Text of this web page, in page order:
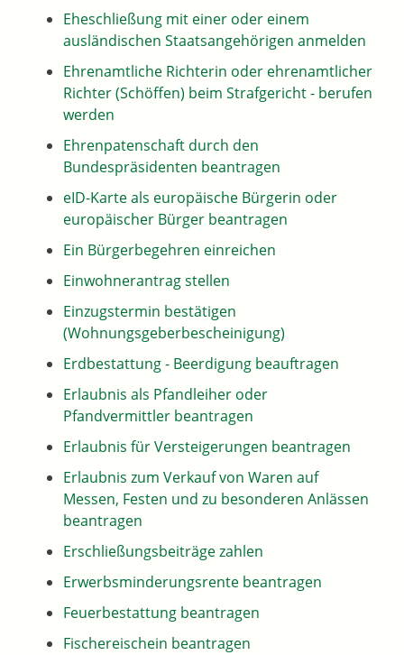
Eheschließung mit einer oder einem
ausländischen Staatsangehörigen anmelden
Ehrenamtliche Richterin oder ehrenamtlicher
Richter (Schöffen) beim Strafgericht - berufen
werden
Ehrenpatenschaft durch den
Bundespräsidenten beantragen
eID-Karte als europäische Bürgerin oder
europäischer Bürger beantragen
Ein Bürgerbegehren einreichen
Einwohnerantrag stellen
Einzugstermin bestätigen
(Wohnungsgeberbescheinigung)
Erdbestattung - Beerdigung beauftragen
Erlaubnis als Pfandleiher oder
Pfandvermittler beantragen
Erlaubnis für Versteigerungen beantragen
Erlaubnis zum Verkauf von Waren auf
Messen, Festen und zu besonderen Anlässen
beantragen
Erschließungsbeiträge zahlen
Erwerbsminderungsrente beantragen
Feuerbestattung beantragen
Fischereischein beantragen